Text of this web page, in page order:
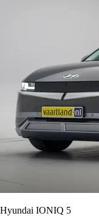
Hyundai IONIQ 5